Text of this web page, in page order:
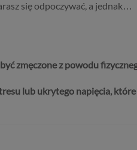
się odpoczywać, a jednak…
zmęczone z powodu
lub ukrytego napięcia,